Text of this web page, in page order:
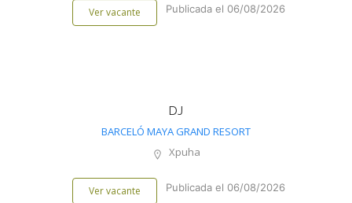
Ver vacante Publicada el 06/08/2026
DJ
BARCELÓ MAYA GRAND RESORT
Xpuha
Ver vacante Publicada el 06/08/2026